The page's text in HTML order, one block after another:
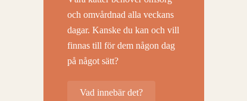
och omvårdnad alla veckans
dagar. Kanske du kan och vill
finnas till för dem någon dag
på något sätt?
Vad innebär det?